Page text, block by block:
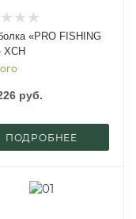
«PRO FISHING
ХСН
руб.
ПОДРОБНЕЕ